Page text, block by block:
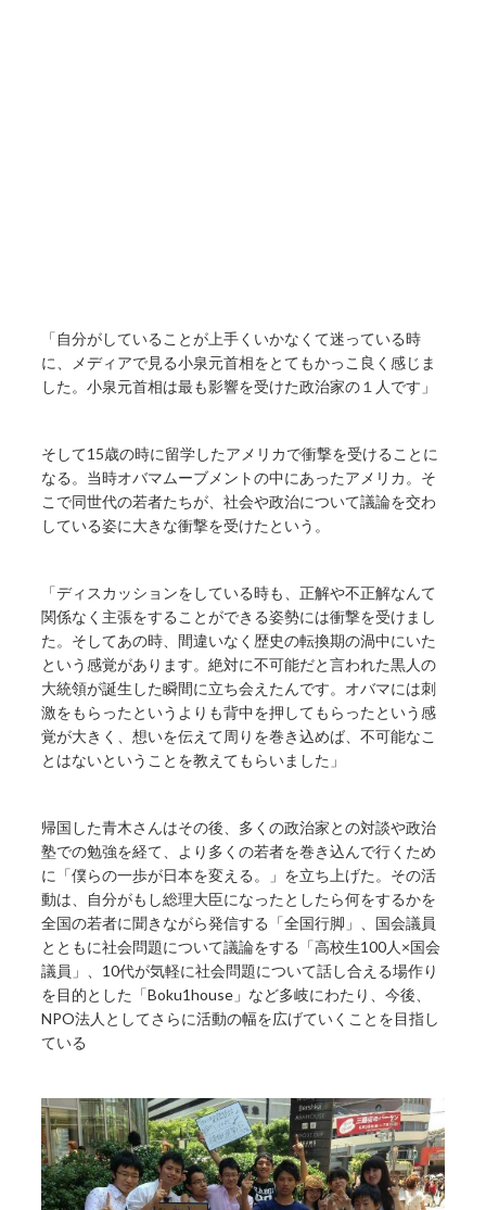
「自分がしていることが上手くいかなくて迷っている時
に、メディアで見る小泉元首相をとてもかっこ良く感じま
した。小泉元首相は最も影響を受けた政治家の１人です」
そして15歳の時に留学したアメリカで衝撃を受けることに
なる。当時オバマムーブメントの中にあったアメリカ。そ
こで同世代の若者たちが、社会や政治について議論を交わ
している姿に大きな衝撃を受けたという。
「ディスカッションをしている時も、正解や不正解なんて
関係なく主張をすることができる姿勢には衝撃を受けまし
た。そしてあの時、間違いなく歴史の転換期の渦中にいた
という感覚があります。絶対に不可能だと言われた黒人の
大統領が誕生した瞬間に立ち会えたんです。オバマには刺
激をもらったというよりも背中を押してもらったという感
覚が大きく、想いを伝えて周りを巻き込めば、不可能なこ
とはないということを教えてもらいました」
帰国した青木さんはその後、多くの政治家との対談や政治
塾での勉強を経て、より多くの若者を巻き込んで行くため
に「僕らの一歩が日本を変える。」を立ち上げた。その活
動は、自分がもし総理大臣になったとしたら何をするかを
全国の若者に聞きながら発信する「全国行脚」、国会議員
とともに社会問題について議論をする「高校生100人×国会
議員」、10代が気軽に社会問題について話し合える場作り
を目的とした「Boku1house」など多岐にわたり、今後、
NPO法人としてさらに活動の幅を広げていくことを目指し
ている